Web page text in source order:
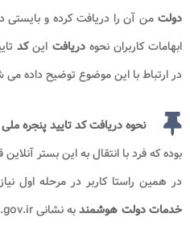
دولت من آن را دریافت کرده و
ابهامات کاربران نحوهدریافت اینکد
در ارتباط با این موضوع توضیح داده می
نحوه دریافت کد تایید پنجره
بوده که فرد با انتقال به این بستر
در همین راستا کاربر در مرحله اول
خدمات دولت هوشمند